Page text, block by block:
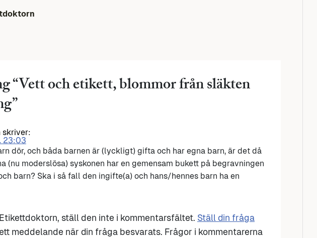
“Vett och etikett, blommor från släkten
”
skriver:
23:03
dör, och båda barnen är (lyckligt) gifta och har egna barn, är det då
(nu moderslösa) syskonen har en gemensam bukett på begravningen
barn? Ska i så fall den ingifte(a) och hans/hennes barn ha en
ställ den inte i kommentarsfältet. Ställ din fråga
meddelande när din fråga besvarats. Frågor i kommentarerna